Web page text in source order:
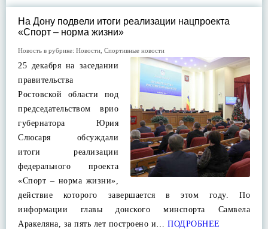
На Дону подвели итоги реализации нацпроекта
«Спорт – норма жизни»
Новость в рубрике: Новости Спортивные новости
25 декабря на заседании
правительства
Ростовской области под
председательством врио
губернатора Юрия
Слюсаря обсуждали
итоги реализации
федерального проекта
«Спорт – норма жизни»,
действие которого завершается в этом году. По
информации главы донского минспорта Самвела
Аракеляна, за пять лет построено и… ПОДРОБНЕЕ